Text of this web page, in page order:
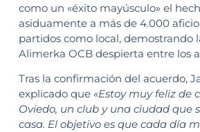
como un «éxito mayúsculo» el
asiduamente a más de 4.000
partidos como local, demostrando
Alimerka OCB despierta entre los
Tras la confirmación del acuerdo,
explicado que «Estoy muy feliz de
Oviedo, un club y una ciudad que
casa. El objetivo es que cada día